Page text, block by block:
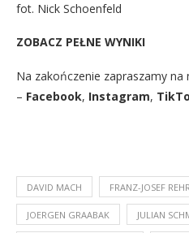
fot. Nick Schoenfeld
ZOBACZ PEŁNE WYNIKI
Na zakończenie zapraszamy na
– Facebook, Instagram,
DAVID MACH FRANZ-JOSEF
JOERGEN GRAABAK JULIAN